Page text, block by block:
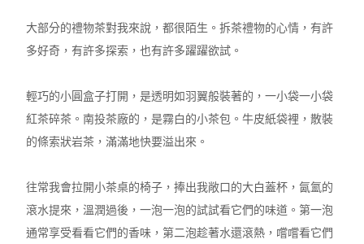
大部分的禮物茶對我來說，都很陌生。拆茶禮物的心情，有許
多好奇，有許多探索，也有許多躍躍欲試。
輕巧的小圓盒子打開，是透明如羽翼般裝著的，一小袋一小袋
紅茶碎茶。南投茶廠的，是霧白的小茶包。牛皮紙袋裡，散裝
的條索狀岩茶，滿滿地快要溢出來。
往常我會拉開小茶桌的椅子，捧出我敞口的大白蓋杯，氤氳的
滾水提來，溫潤過後，一泡一泡的試試看它們的味道。第一泡
通常享受看看它們的香味，第二泡趁著水還滾熱，嚐嚐看它們